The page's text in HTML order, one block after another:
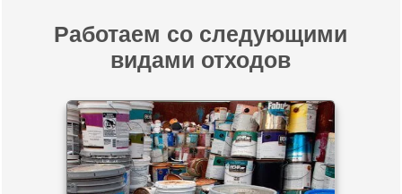
Работаем со следующими
видами отходов